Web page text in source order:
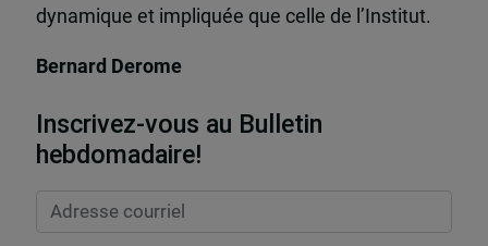
dynamique et impliquée que celle de l’Institut.
Bernard Derome
Inscrivez-vous au Bulletin
hebdomadaire!